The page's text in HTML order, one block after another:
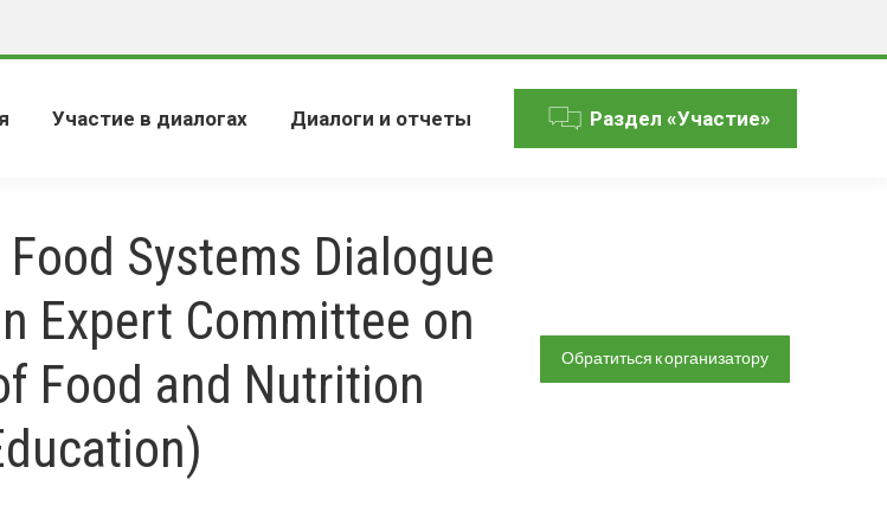
Участие в диалогах Диалоги и отчеты Раздел «Участие»
Systems Dialogue
Expert Committee on
Food and Nutrition
Обратиться к организатору